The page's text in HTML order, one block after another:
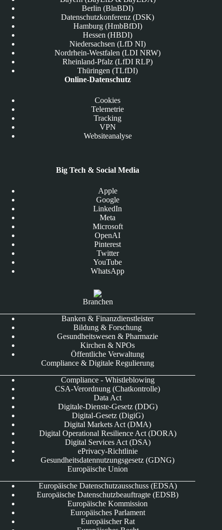
Berlin (BlnBDI)
Datenschutzkonferenz (DSK)
Hamburg (HmbBfDI)
Hessen (HBDI)
Niedersachsen (LfD NI)
Nordrhein-Westfalen (LDI NRW)
Rheinland-Pfalz (LfDI RLP)
Thüringen (TLfDI)
Online-Datenschutz
Cookies
Telemetrie
Tracking
VPN
Websiteanalyse
Big Tech & Social Media
Apple
Google
LinkedIn
Meta
Microsoft
OpenAI
Pinterest
Twitter
YouTube
WhatsApp
Branchen
Banken & Finanzdienstleister
Bildung & Forschung
Gesundheitswesen & Pharmazie
Kirchen & NPOs
Öffentliche Verwaltung
Compliance & Digitale Regulierung
Compliance - Whistleblowing
CSA-Verordnung (Chatkontrolle)
Data Act
Digitale-Dienste-Gesetz (DDG)
Digital-Gesetz (DigiG)
Digital Markets Act (DMA)
Digital Operational Resilience Act (DORA)
Digital Services Act (DSA)
ePrivacy-Richtlinie
Gesundheitsdatennutzungsgesetz (GDNG)
Europäische Union
Europäische Datenschutzausschuss (EDSA)
Europäische Datenschutzbeauftragte (EDSB)
Europäische Kommission
Europäisches Parlament
Europäischer Rat